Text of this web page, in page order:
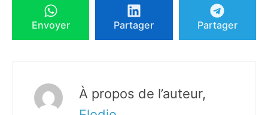
Envoyer Partager Partager
À propos de l’auteur,